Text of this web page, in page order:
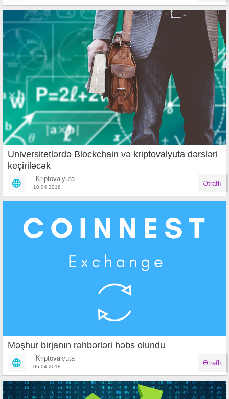
Universitetlərdə Blockchain və kriptovalyuta dərsləri
keçiriləcək
Kriptovalyuta
10.04.2018 Ətraflı
Məşhur birjanın rəhbərləri həbs olundu
Kriptovalyuta
06.04.2018 Ətraflı